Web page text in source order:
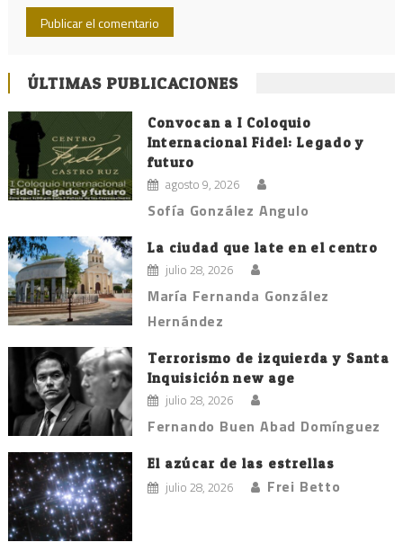
ÚLTIMAS PUBLICACIONES
Convocan a I Coloquio
Internacional Fidel: Legado y
futuro
agosto 9, 2026
Sofía González Angulo
La ciudad que late en el centro
julio 28, 2026
María Fernanda González
Hernández
Terrorismo de izquierda y Santa
Inquisición new age
julio 28, 2026
Fernando Buen Abad Domínguez
El azúcar de las estrellas
julio 28, 2026 Frei Betto